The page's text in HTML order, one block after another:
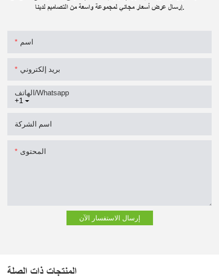
إرسال عرض أسعار مجاني لمجموعة واسعة من التصاميم لدينا.
اسم
بريد إلكتروني
+1
الهاتف/whatsapp
اسم الشركة
المحتوى
إرسال الاستفسار الآن
المنتجات ذات الصلة